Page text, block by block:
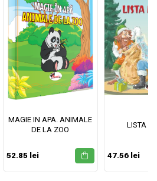
MAGIE IN APA. ANIMALE
DE LA ZOO
52.85 lei
LISTA
47.56 lei